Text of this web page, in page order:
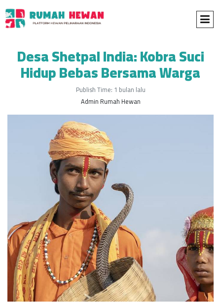
Desa Shetpal India: Kobra Suci
Hidup Bebas Bersama Warga
Publish Time: 1 bulan lalu
Admin Rumah Hewan